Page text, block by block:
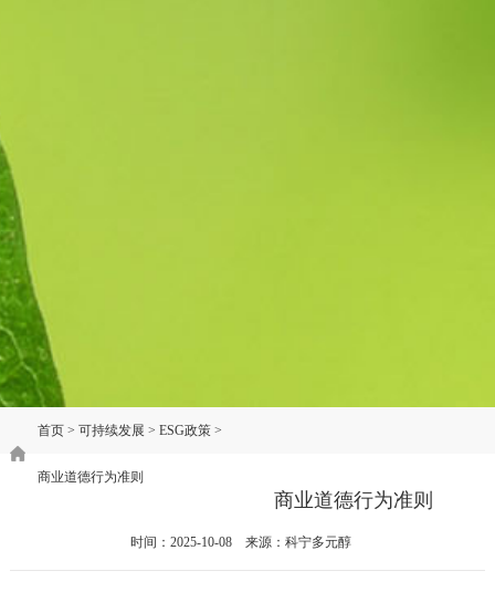
首页> 可持续发展 > ESG政策>
商业道德行为准则
商业道德行为准则
时间：2025-10-08 来源：科宁多元醇